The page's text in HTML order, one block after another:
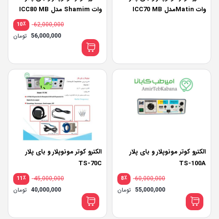
وات Matinمدل ICC70 MB
وات Shamim مدل ICC80 MB
٪10 62,000,000
بود.
56,000,000 تومان
الکترو کوتر مونوپلار و بای پلار
TS-100A
٪8 60,000,000
بود.
55,000,000 تومان
55,000,000 تومان.
پرداخت اقساطی • پرداخت اقساطی • خرید قسطی با ترب‌پی بدون کارمزد
الکترو کوتر مونوپلار و بای پلار
TS-70C
٪11 45,000,000
بود.
40,000,000 تومان